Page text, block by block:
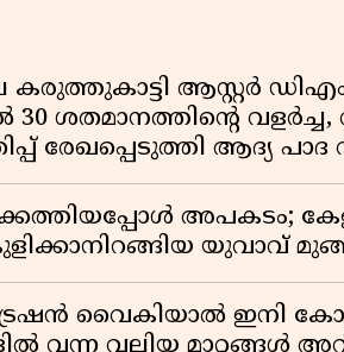
ആസ്റ്റർ ഡിഎം
30 ശതമാനത്തിൻ്റെ
രേഖപ്പെടുത്തി ആദ്യ പാദ
അപകടം;
യുവാവ്
വൈകിയാൽ ഇനി